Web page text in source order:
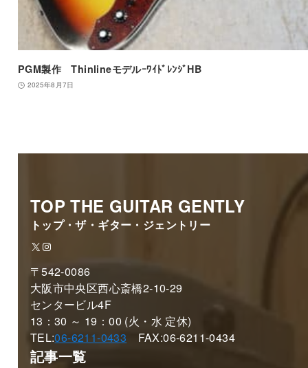
PGM製作 ThinlineモデルｰﾜｲﾄﾞﾚﾝｼﾞHB
2025年8月7日
TOP THE GUITAR GENTLY
トップ・ザ・ギター・ジェントリー
X Instagram
〒542-0086
大阪市中央区西心斎橋2-10-29
センタービル4F
13：30 ～ 19：00 (火・水 定休)
TEL:06-6211-0433 FAX:06-6211-0434
記事一覧